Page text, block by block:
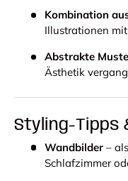
Kombination
Illustrationen
Abstrakte
Ästhetik
Styling-Tipps
Wandbilder–
Schlafzimmer